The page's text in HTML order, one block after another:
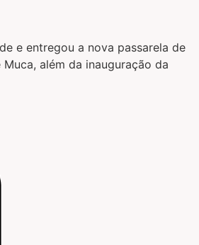
e entregou a nova passarela de
além da inauguração da